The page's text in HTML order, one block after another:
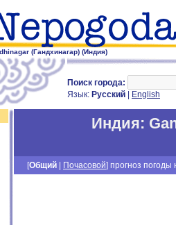
(Гандхинагар) (Индия)
Поиск города:
Язык: Русский English
Индия:
[Общий Почасовой] прогноз погоды